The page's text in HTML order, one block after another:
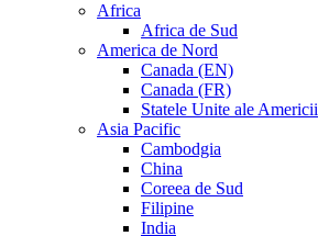
Africa
Africa de Sud
America de Nord
Canada (EN)
Canada (FR)
Statele Unite ale Americii
Asia Pacific
Cambodgia
China
Coreea de Sud
Filipine
India